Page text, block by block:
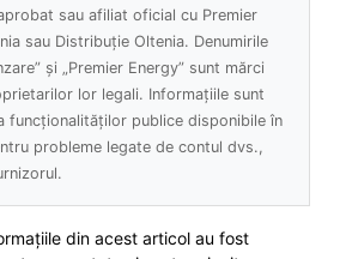
sau afiliat oficial cu Premier
sau Distribuție Oltenia. Denumirile
și „Premier Energy” sunt mărci
lor legali. Informațiile sunt
funcționalităților publice disponibile în
probleme legate de contul dvs.,
din acest articol au fost